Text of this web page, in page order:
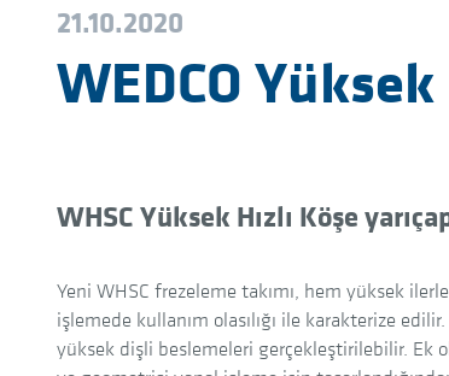
21.10.2020
WEDCO Yüksek
WHSC Yüksek Hızlı Köşe
Yeni WHSC frezeleme takımı, hem yüksek
işlemede kullanım olasılığı ile karakterize
yüksek dişli beslemeleri gerçekleştirilebilir. Ek